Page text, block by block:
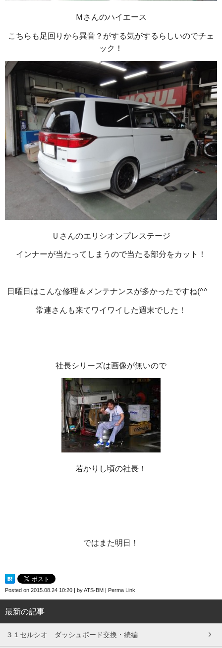
Ｍさんのハイエース
こちらも足回りから異音？がする気がするらしいのでチェ
ック！
Ｕさんのエリシオンプレステージ
インナーが当たってしまうので当たる部分をカット！
日曜日はこんな修理＆メンテナンスが多かったですね(^^ゞ
常連さんも来てワイワイした週末でした！
社長シリーズは画像が無いので
若かりし頃の社長！
ではまた明日！
Posted on 2015.08.24 10:20 | byATS-BM | Perma Link
最新の記事
３１セルシオ ダッシュボード交換・続編